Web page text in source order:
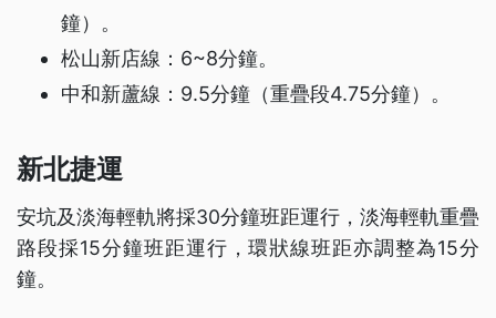
鐘）。
松山新店線：6~8分鐘。
中和新蘆線：9.5分鐘（重疊段4.75分鐘）。
新北捷運
安坑及淡海輕軌將採30分鐘班距運行，淡海輕軌重疊
路段採15分鐘班距運行，環狀線班距亦調整為15分
鐘。